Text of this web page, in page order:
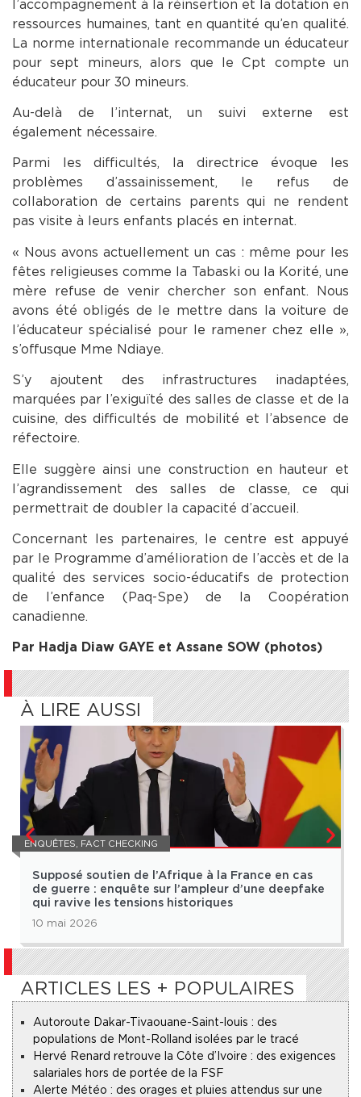
l’accompagnement à la réinsertion et la dotation en
ressources humaines, tant en quantité qu’en qualité.
La norme internationale recommande un éducateur
pour sept mineurs, alors que le Cpt compte un
éducateur pour 30 mineurs.
Au-delà de l’internat, un suivi externe est
également nécessaire.
Parmi les difficultés, la directrice évoque les
problèmes d’assainissement, le refus de
collaboration de certains parents qui ne rendent
pas visite à leurs enfants placés en internat.
« Nous avons actuellement un cas : même pour les
fêtes religieuses comme la Tabaski ou la Korité, une
mère refuse de venir chercher son enfant. Nous
avons été obligés de le mettre dans la voiture de
l’éducateur spécialisé pour le ramener chez elle »,
s’offusque Mme Ndiaye.
S’y ajoutent des infrastructures inadaptées,
marquées par l’exiguïté des salles de classe et de la
cuisine, des difficultés de mobilité et l’absence de
réfectoire.
Elle suggère ainsi une construction en hauteur et
l’agrandissement des salles de classe, ce qui
permettrait de doubler la capacité d’accueil.
Concernant les partenaires, le centre est appuyé
par le Programme d’amélioration de l’accès et de la
qualité des services socio-éducatifs de protection
de l’enfance (Paq-Spe) de la Coopération
canadienne.
Par Hadja Diaw GAYE et Assane SOW (photos)
À LIRE AUSSI
ENQUÊTES FACT CHECKING
Supposé soutien de l’Afrique à la France en cas
de guerre : enquête sur l’ampleur d’une deepfake
qui ravive les tensions historiques
10 mai 2026
ARTICLES LES + POPULAIRES
Autoroute Dakar-Tivaouane-Saint-louis : des
populations de Mont-Rolland isolées par le tracé
Hervé Renard retrouve la Côte d’Ivoire : des exigences
salariales hors de portée de la FSF
Alerte Météo : des orages et pluies attendus sur une